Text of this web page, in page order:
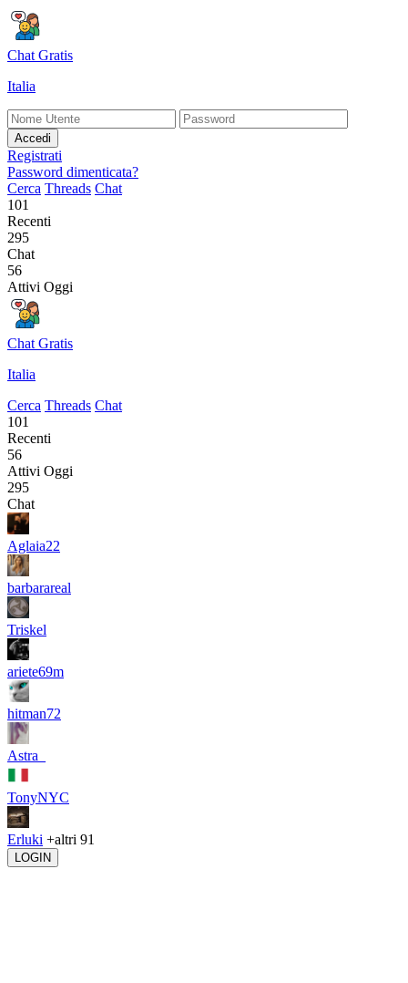
Chat Gratis
Italia
Accedi
Registrati
Password dimenticata?
Cerca Threads Chat
101
Recenti
295
Chat
56
Attivi Oggi
Chat Gratis
Italia
Cerca Threads Chat
101
Recenti
56
Attivi Oggi
295
Chat
Aglaia22
barbarareal
Triskel
ariete69m
hitman72
Astra_
TonyNYC
Erluki +altri 91
LOGIN